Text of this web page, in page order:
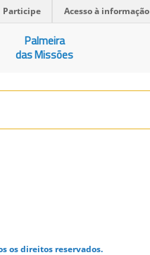
Participe Acesso à informação
Palmeira
das Missões
os direitos reservados.